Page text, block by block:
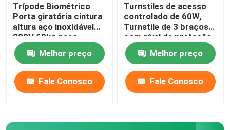
Trípode Biométrico
Porta giratória cintura
altura aço inoxidável
220V 60kg peso
Melhor preço
Fale Conosco
Turnstiles de acesso
controlado de 60W,
Turnstile de 3 braços
com nível de proteção
IP54
Melhor preço
Fale Conosco